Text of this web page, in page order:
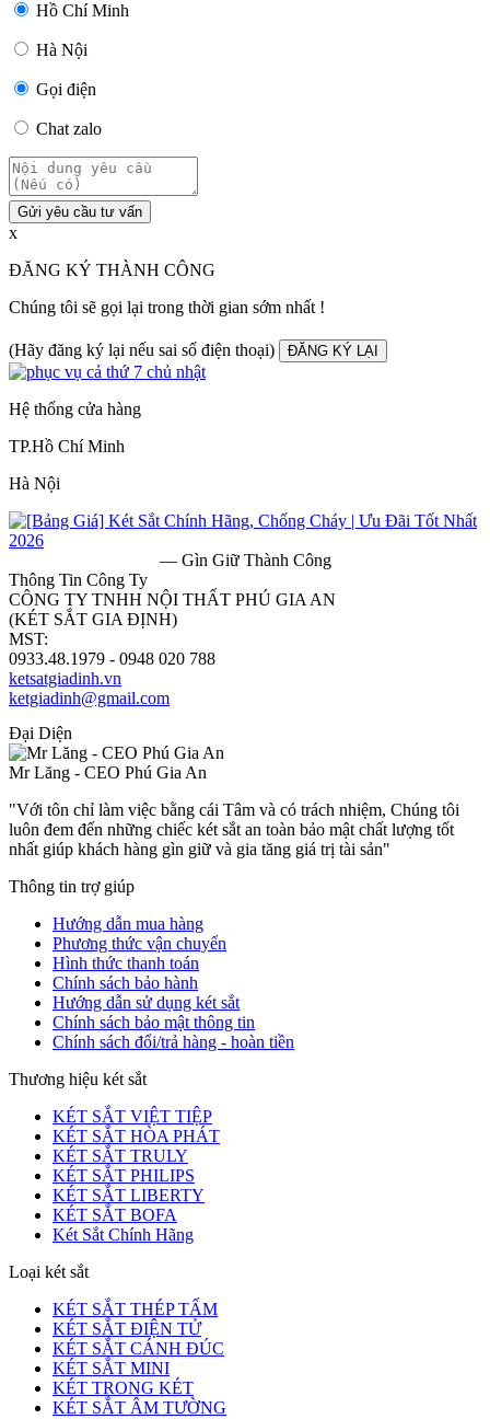
Hồ Chí Minh
Hà Nội
Gọi điện
Chat zalo
Gửi yêu cầu tư vấn
x
ĐĂNG KÝ THÀNH CÔNG
Chúng tôi sẽ gọi lại trong thời gian sớm nhất !
(Hãy đăng ký lại nếu sai số điện thoại) ĐĂNG KÝ LẠI
Hệ thống cửa hàng
TP.Hồ Chí Minh
Hà Nội
— Gìn Giữ Thành Công
Thông Tin Công Ty
CÔNG TY TNHH NỘI THẤT PHÚ GIA AN
(KÉT SẮT GIA ĐỊNH)
MST:
0933.48.1979 - 0948 020 788
ketsatgiadinh.vn
ketgiadinh@gmail.com
Đại Diện
Mr Lăng - CEO Phú Gia An
"Với tôn chỉ làm việc bằng cái Tâm và có trách nhiệm, Chúng tôi
luôn đem đến những chiếc két sắt an toàn bảo mật chất lượng tốt
nhất giúp khách hàng gìn giữ và gia tăng giá trị tài sản"
Thông tin trợ giúp
Hướng dẫn mua hàng
Phương thức vận chuyển
Hình thức thanh toán
Chính sách bảo hành
Hướng dẫn sử dụng két sắt
Chính sách bảo mật thông tin
Chính sách đổi/trả hàng - hoàn tiền
Thương hiệu két sắt
KÉT SẮT VIỆT TIỆP
KÉT SẮT HÒA PHÁT
KÉT SẮT TRULY
KÉT SẮT PHILIPS
KÉT SẮT LIBERTY
KÉT SẮT BOFA
Két Sắt Chính Hãng
Loại két sắt
KÉT SẮT THÉP TẤM
KÉT SẮT ĐIỆN TỬ
KÉT SẮT CÁNH ĐÚC
KÉT SẮT MINI
KÉT TRONG KÉT
KÉT SẮT ÂM TƯỜNG